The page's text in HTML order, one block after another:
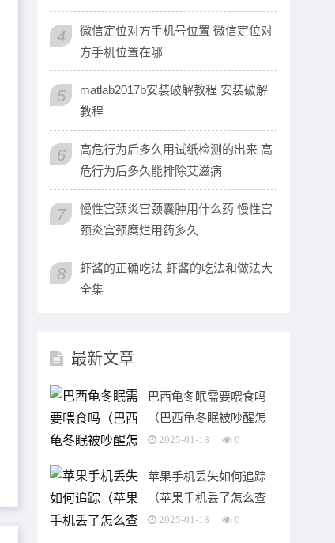
4
微信定位对方手机号位置 微信定位对
方手机位置在哪
5
matlab2017b安装破解教程 安装破解
教程
6
高危行为后多久用试纸检测的出来 高
危行为后多久能排除艾滋病
7
慢性宫颈炎宫颈囊肿用什么药 慢性宫
颈炎宫颈糜烂用药多久
8
虾酱的正确吃法 虾酱的吃法和做法大
全集
最新文章
巴西龟冬眠需要喂食吗
（巴西龟冬眠被吵醒怎
么办）
2025-01-18 0
苹果手机丢失如何追踪
（苹果手机丢了怎么查
找我的iphone）
2025-01-18 0